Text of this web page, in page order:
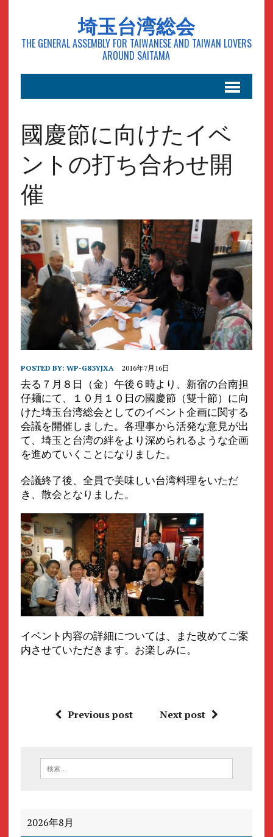
埼玉台湾総会
THE GENERAL ASSEMBLY FOR TAIWANESE AND TAIWAN LOVERS
AROUND SAITAMA
國慶節に向けたイベ
ントの打ち合わせ開
催
POSTED BY: WP-G83YJXA 2016年7月16日
去る７月８日（金）午後６時より、新宿の台南担
仔麺にて、１０月１０日の國慶節（雙十節）に向
けた埼玉台湾総会としてのイベント企画に関する
会議を開催しました。各理事から活発な意見が出
て、埼玉と台湾の絆をより深められるような企画
を進めていくことになりました。
会議終了後、全員で美味しい台湾料理をいただ
き、散会となりました。
イベント内容の詳細については、また改めてご案
内させていただきます。お楽しみに。
Previous post Next post
2026年8月